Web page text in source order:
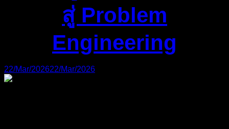
สู่ Problem
Engineering
22/Mar/202622/Mar/2026